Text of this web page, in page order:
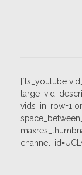
[fts_youtube
vids_in_row=1